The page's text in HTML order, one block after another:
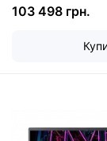
103 498 грн.